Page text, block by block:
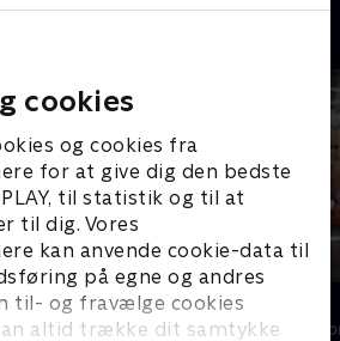
cookies
og cookies fra
for at give dig den bedste
til statistik og til at
til dig. Vores
kan anvende cookie-data til
på egne og andres
til- og fravælge cookies
altid trække dit samtykke
Felicity
Drama • 4